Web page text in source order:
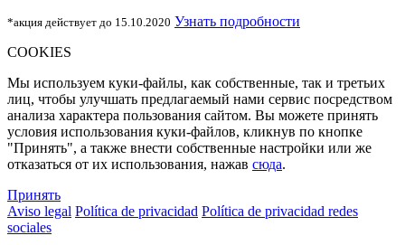
*акция действует до 15.10.2020 Узнать подробности
COOKIES
Мы используем куки-файлы, как собственные, так и третьих
лиц, чтобы улучшать предлагаемый нами сервис посредством
анализа характера пользования сайтом. Вы можете принять
условия использования куки-файлов, кликнув по кнопке
"Принять", а также внести собственные настройки или же
отказаться от их использования, нажав сюда.
Принять
Aviso legal Política de privacidad Política de privacidad redes
sociales